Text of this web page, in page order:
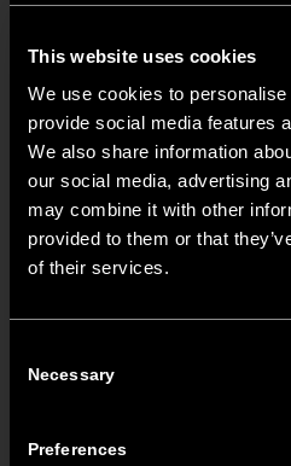
This website uses cookies
We use cookies to
provide social media features
We also share information
our social media, advertising
may combine it with other
provided to them or that
of their services.
Selection
Necessary
Preferences
úspěšnou součástí prodejního
více a více zákazníků.